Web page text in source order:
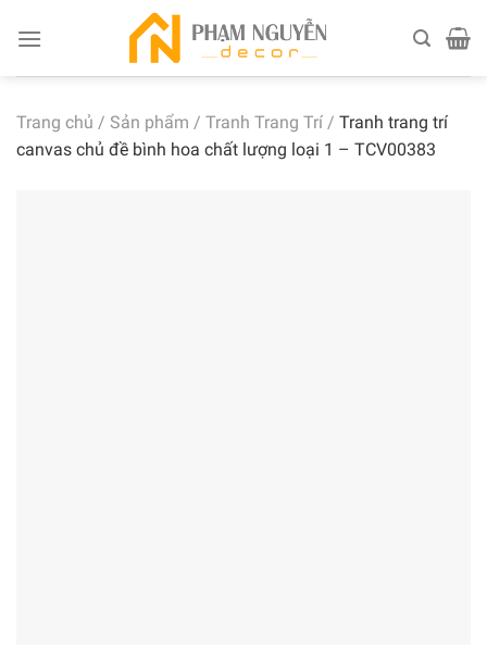
Trang chủ / Sản phẩm / Tranh Trang Trí / Tranh trang trí
canvas chủ đề bình hoa chất lượng loại 1 – TCV00383